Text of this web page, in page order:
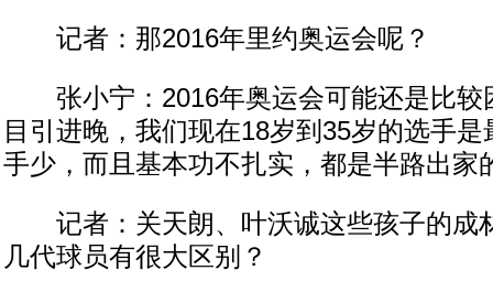
记者：那2016年里约奥运会呢？
张小宁：2016年奥运会可能还是比较
目引进晚，我们现在18岁到35岁的选手
手少，而且基本功不扎实，都是半路出家
记者：关天朗、叶沃诚这些孩子的成
几代球员有很大区别？